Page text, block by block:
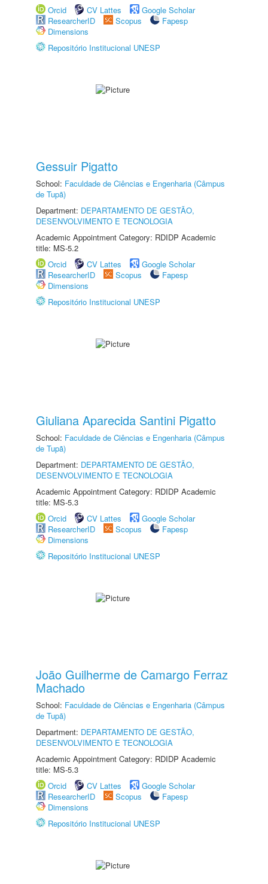
Orcid CV Lattes
Google Scholar
ResearcherID
Scopus
Fapesp
Dimensions
Repositório Institucional UNESP
Gessuir Pigatto
School: Faculdade de Ciências e Engenharia (Câmpus
de Tupã)
Department: DEPARTAMENTO DE GESTÃO,
DESENVOLVIMENTO E TECNOLOGIA
Academic Appointment Category: RDIDP Academic
title: MS-5.2
Orcid
CV Lattes
Google Scholar
ResearcherID
Scopus
Fapesp
Dimensions
Repositório Institucional UNESP
Giuliana Aparecida Santini Pigatto
School: Faculdade de Ciências e Engenharia (Câmpus
de Tupã)
Department: DEPARTAMENTO DE GESTÃO,
DESENVOLVIMENTO E TECNOLOGIA
Academic Appointment Category: RDIDP Academic
title: MS-5.3
Orcid
CV Lattes
Google Scholar
ResearcherID
Scopus
Fapesp
Dimensions
Repositório Institucional UNESP
João Guilherme de Camargo Ferraz
Machado
School: Faculdade de Ciências e Engenharia (Câmpus
de Tupã)
Department: DEPARTAMENTO DE GESTÃO,
DESENVOLVIMENTO E TECNOLOGIA
Academic Appointment Category: RDIDP Academic
title: MS-5.3
Orcid
CV Lattes
Google Scholar
ResearcherID
Scopus
Fapesp
Dimensions
Repositório Institucional UNESP